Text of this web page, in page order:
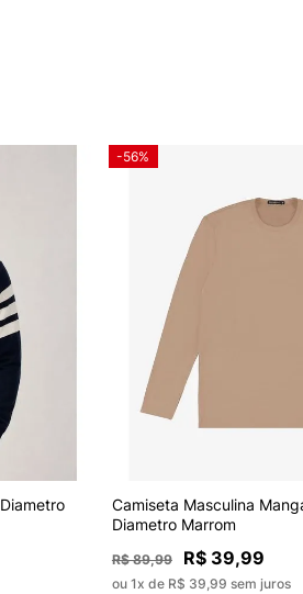
-56%
Camiseta Masculina
Diametro Marrom
R$ 89,99 R$ 39,99
ou 1x de R$ 39,99 sem juros